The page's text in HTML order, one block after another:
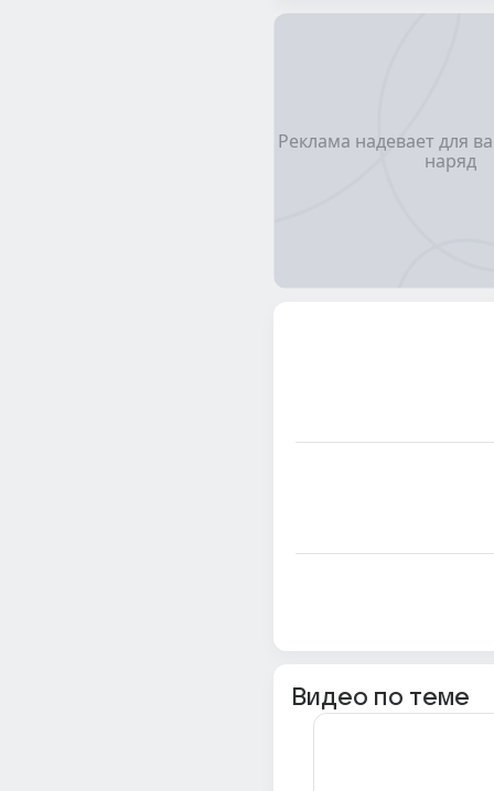
Видео по теме